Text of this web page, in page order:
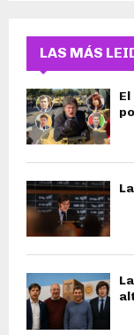
LAS MÁS